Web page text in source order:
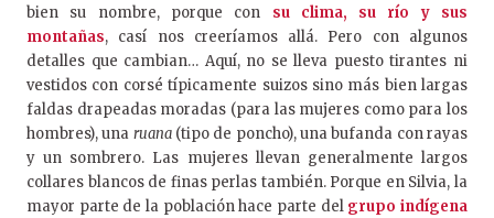
bien su nombre, porque con su clima, su río y sus
montañas, casí nos creeríamos allá. Pero con algunos
detalles que cambian… Aquí, no se lleva puesto tirantes ni
vestidos con corsé típicamente suizos sino más bien largas
faldas drapeadas moradas (para las mujeres como para los
hombres), una ruana(tipo de poncho), una bufanda con rayas
y un sombrero. Las mujeres llevan generalmente largos
collares blancos de finas perlas también. Porque en Silvia, la
mayor parte de la población hace parte del grupo indígena